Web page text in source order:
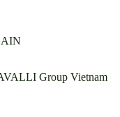
Group Vietnam